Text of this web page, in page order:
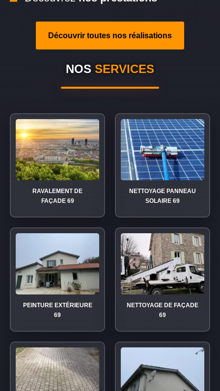
Découvrir toutes nos réalisations
NOS SERVICES
RAVALEMENT DE
FAÇADE 69
NETTOYAGE PANNEAU
SOLAIRE 69
PEINTURE EXTÉRIEURE
69
NETTOYAGE DE FAÇADE
69